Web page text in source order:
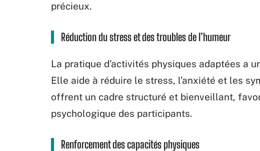
précieux.
Réduction du stress et des troubles de l’humeur
La pratique d’activités physiques adaptées a
Elle aide à réduire le stress, l’anxiété et les
offrent un cadre structuré et bienveillant,
psychologique des participants.
Renforcement des capacités physiques